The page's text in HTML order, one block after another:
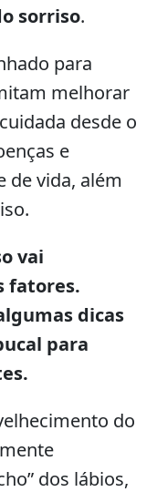
sorriso.
para
melhorar
desde o
e
de vida, além
vai
fatores.
dicas
para
do
dos lábios,